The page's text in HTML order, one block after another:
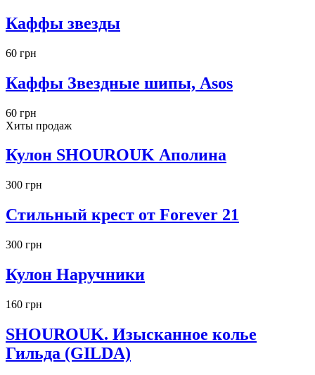
Каффы звезды
60 грн
Каффы Звездные шипы, Asos
60 грн
Хиты продаж
Кулон SHOUROUK Аполина
300 грн
Стильный крест от Forever 21
300 грн
Кулон Наручники
160 грн
SHOUROUK. Изысканное колье
Гильда (GILDA)